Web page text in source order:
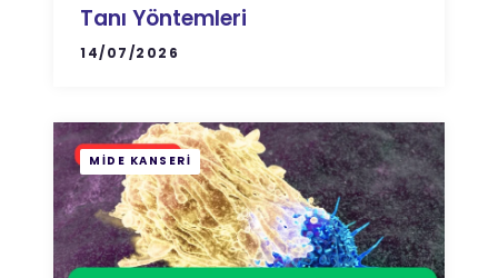
Tanı Yöntemleri
14/07/2026
MIDE KANSERI